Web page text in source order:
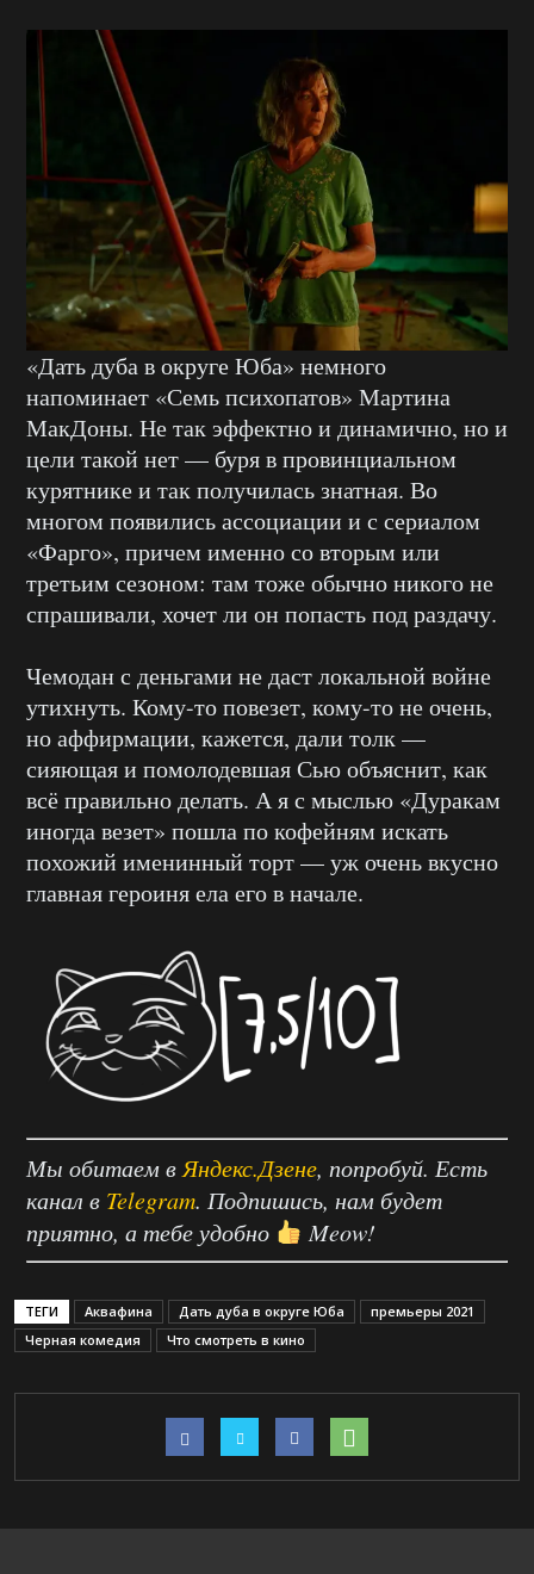
«Дать дуба в округе Юба» немного
напоминает «Семь психопатов» Мартина
МакДоны. Не так эффектно и динамично, но и
цели такой нет — буря в провинциальном
курятнике и так получилась знатная. Во
многом появились ассоциации и с сериалом
«Фарго», причем именно со вторым или
третьим сезоном: там тоже обычно никого не
спрашивали, хочет ли он попасть под раздачу.
Чемодан с деньгами не даст локальной войне
утихнуть. Кому-то повезет, кому-то не очень,
но аффирмации, кажется, дали толк —
сияющая и помолодевшая Сью объяснит, как
всё правильно делать. А я с мыслью «Дуракам
иногда везет» пошла по кофейням искать
похожий именинный торт — уж очень вкусно
главная героиня ела его в начале.
Мы обитаем в Яндекс.Дзене, попробуй. Есть
канал в Telegram. Подпишись, нам будет
приятно, а тебе удобно
Meow!
ТЕГИ Аквафина Дать дуба в округе Юба
премьеры 2021
Черная комедия
Что смотреть в кино